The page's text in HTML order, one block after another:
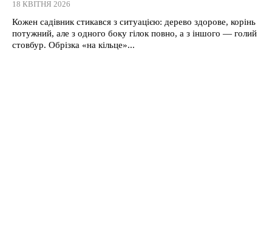
18 КВІТНЯ 2026
Кожен садівник стикався з ситуацією: дерево здорове, корінь
потужний, але з одного боку гілок повно, а з іншого — голий
стовбур. Обрізка «на кільце»...